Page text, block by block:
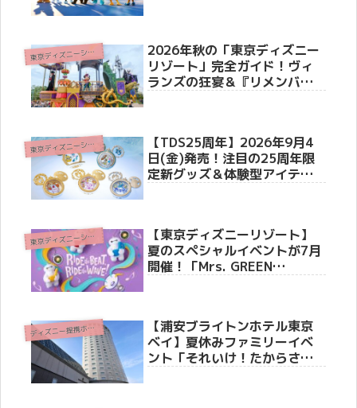
東
京ディズニーシー(R)
2026年秋の「東京ディズニー
リゾート」完全ガイド！ヴィ
ランズの狂宴＆『リメンバ
東
京ディズニーシー(R)
【TDS25周年】2026年9月4
日(金)発売！注目の25周年限
定新グッズ＆体験型アイテム3
東
京ディズニーシー(R)
【東京ディズニーリゾート】
夏のスペシャルイベントが7月
開催！「Mrs. GREEN
デ
ィズニー提携ホテル
【浦安ブライトンホテル東京
ベイ】夏休みファミリーイベ
ント「それいけ！たからさが